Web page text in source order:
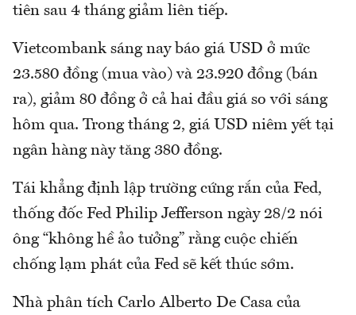
tiên sau 4 tháng giảm liên tiếp.
Vietcombank sáng nay báo giá USD ở mức
23.580 đồng (mua vào) và 23.920 đồng (bán
ra), giảm 80 đồng ở cả hai đầu giá so với sáng
hôm qua. Trong tháng 2, giá USD niêm yết tại
ngân hàng này tăng 380 đồng.
Tái khẳng định lập trường cứng rắn của Fed,
thống đốc Fed Philip Jefferson ngày 28/2 nói
ông “không hề ảo tưởng” rằng cuộc chiến
chống lạm phát của Fed sẽ kết thúc sớm.
Nhà phân tích Carlo Alberto De Casa của